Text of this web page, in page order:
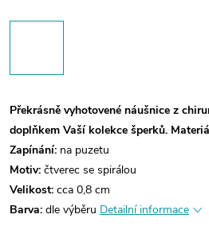
Překrásně vyhotovené náušnice z
doplňkem Vaší kolekce šperků.
Zapínání: na puzetu
Motiv: čtverec se spirálou
Velikost: cca 0,8 cm
Barva: dle výběru Detailní informace